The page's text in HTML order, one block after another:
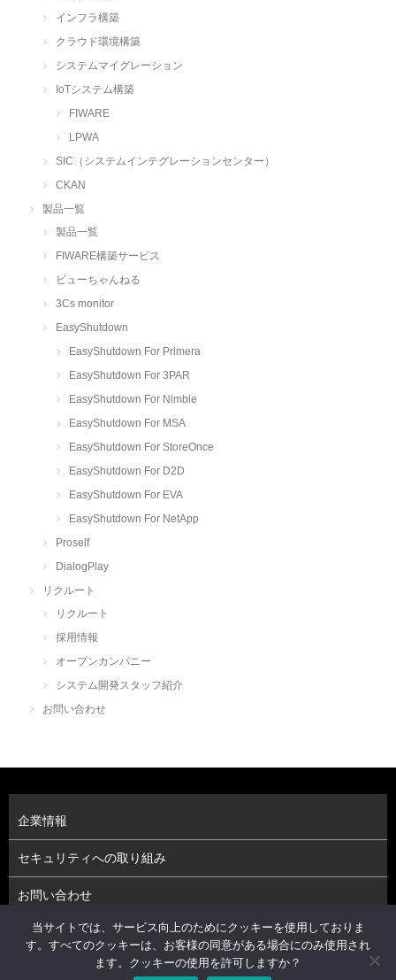
インフラ構築
クラウド環境構築
システムマイグレーション
IoTシステム構築
FIWARE
LPWA
SIC（システムインテグレーションセンター）
CKAN
製品一覧
製品一覧
FIWARE構築サービス
ビューちゃんねる
3Cs monitor
EasyShutdown
EasyShutdown For Primera
EasyShutdown For 3PAR
EasyShutdown For Nimble
EasyShutdown For MSA
EasyShutdown For StoreOnce
EasyShutdown For D2D
EasyShutdown For EVA
EasyShutdown For NetApp
Proself
DialogPlay
リクルート
リクルート
採用情報
オープンカンパニー
システム開発スタッフ紹介
お問い合わせ
企業情報
セキュリティへの取り組み
お問い合わせ
プライバシーポリシー（個人情報保護方針）
株式会社アーベルソフト © 2026. All Rights Reserved.
当サイトでは、サービス向上のためにクッキーを使用しておりま
す。すべてのクッキーは、お客様の同意がある場合にのみ使用され
ます。クッキーの使用を許可しますか？